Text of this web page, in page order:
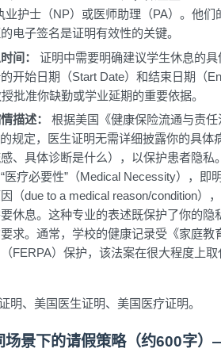
业护士（NP）或医师助理（PA）。他们
电子签名是证明有效性的关键。
间：
证明中需要明确建议学生休息的具
开始日期（Start Date）和结束日期（
批准你缺勤或学业延期的重要依据。
描述：
根据美国《健康保险流通与责任
规定，医生证明无需详细披露你的具体
感、具体诊断是什么），以保护患者隐私
医疗必要性”（Medical Necessity），即
（due to a medical reason/condition）
休息。这种专业的表述既保护了你的隐
求。通常，学校的健康记录受《家庭教
FERPA）保护，该法案在很大程度上取
明、美国医生证明、美国医疗证明。
场景下的请假策略（约600字